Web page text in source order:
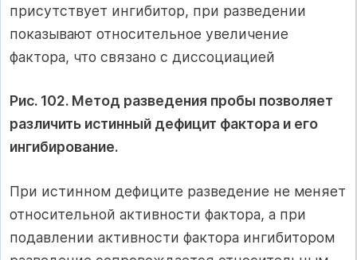
присутствует ингибитор, при разведении
показывают относительное уве­личение
фактора, что связано с диссоциацией
Рис. 102. Метод разведения пробы позволяет
разли­чить истинный дефицит фактора и его
ингибирование.
При истинном дефиците разведение не меняет
относитель­ной активности фактора, а при
подавлении активности фактора ингибитором